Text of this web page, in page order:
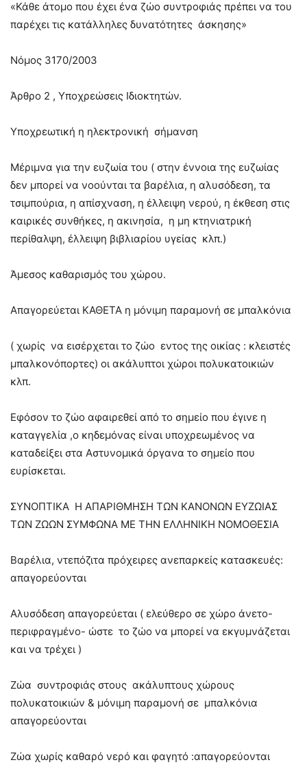
«Κάθε άτομο που έχει ένα ζώο συντροφιάς πρέπει να του
παρέχει τις κατάλληλες δυνατότητες άσκησης»
Νόμος 3170/2003
Άρθρο 2 , Υποχρεώσεις Ιδιοκτητών.
Υποχρεωτική η ηλεκτρονική σήμανση
Μέριμνα για την ευζωία του ( στην έννοια της ευζωίας
δεν μπορεί να νοούνται τα βαρέλια, η αλυσόδεση, τα
τσιμπούρια, η απίσχναση, η έλλειψη νερού, η έκθεση στις
καιρικές συνθήκες, η ακινησία, η μη κτηνιατρική
περίθαλψη, έλλειψη βιβλιαρίου υγείας κλπ.)
Άμεσος καθαρισμός του χώρου.
Απαγορεύεται ΚΑΘΕΤΑ η μόνιμη παραμονή σε μπαλκόνια
( χωρίς να εισέρχεται το ζώο εντος της οικίας : κλειστές
μπαλκονόπορτες) οι ακάλυπτοι χώροι πολυκατοικιών
κλπ.
Εφόσον το ζώο αφαιρεθεί από το σημείο που έγινε η
καταγγελία ,ο κηδεμόνας είναι υποχρεωμένος να
καταδείξει στα Αστυνομικά όργανα το σημείο που
ευρίσκεται.
ΣΥΝΟΠΤΙΚΑ Η ΑΠΑΡΙΘΜΗΣΗ ΤΩΝ ΚΑΝΟΝΩΝ ΕΥΖΩΙΑΣ
ΤΩΝ ΖΩΩΝ ΣΥΜΦΩΝΑ ΜΕ ΤΗΝ ΕΛΛΗΝΙΚΗ ΝΟΜΟΘΕΣΙΑ
Βαρέλια, ντεπόζιτα πρόχειρες ανεπαρκείς κατασκευές:
απαγορεύονται
Αλυσόδεση απαγορεύεται ( ελεύθερο σε χώρο άνετο-
περιφραγμένο- ώστε το ζώο να μπορεί να εκγυμνάζεται
και να τρέχει )
Ζώα συντροφιάς στους ακάλυπτους χώρους
πολυκατοικιών & μόνιμη παραμονή σε μπαλκόνια
απαγορεύονται
Ζώα χωρίς καθαρό νερό και φαγητό :απαγορεύονται